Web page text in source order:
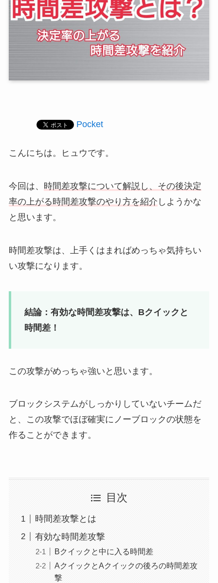
Pocket
こんにちは。ヒュウです。
今回は、 時間差攻撃について解説し、その後決定
率の上がる時間差攻撃のやり方を紹介 しようかな
と思います。
時間差攻撃は、上手くはまればめっちゃ気持ちい
い攻撃になります。
結論：有効な時間差攻撃は、Bクイックと
時間差！
この攻撃がめっちゃ強いと思います。
ブロックシステムがしっかりしていないチームだ
と、この攻撃でほぼ確実にノーブロックの状態を
作ることができます。
目次
時間差攻撃とは
有効な時間差攻撃
Bクイックと中に入る時間差
AクイックとAクイックの後ろの時間差攻
撃